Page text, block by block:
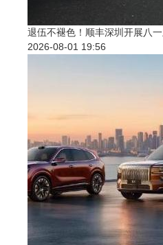
退伍不褪色！顺丰深圳开展八
2026-08-01 19:56